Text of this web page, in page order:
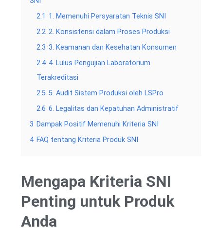
2.1 1. Memenuhi Persyaratan Teknis SNI
2.2 2. Konsistensi dalam Proses Produksi
2.3 3. Keamanan dan Kesehatan Konsumen
2.4 4. Lulus Pengujian Laboratorium
Terakreditasi
2.5 5. Audit Sistem Produksi oleh LSPro
2.6 6. Legalitas dan Kepatuhan Administratif
3 Dampak Positif Memenuhi Kriteria SNI
4 FAQ tentang Kriteria Produk SNI
Mengapa Kriteria SNI
Penting untuk Produk
Anda